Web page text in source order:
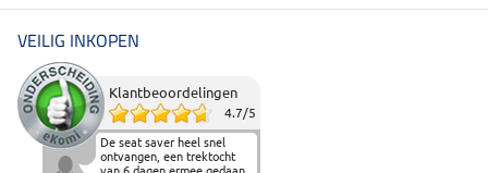
VEILIG INKOPEN
Klantbeoordelingen
4.7/5
De seat saver heel snel
ontvangen, een trektocht
van 6 dagen ermee gedaan